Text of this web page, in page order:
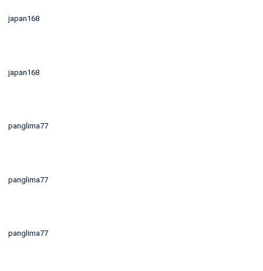
japan168
japan168
panglima77
panglima77
panglima77